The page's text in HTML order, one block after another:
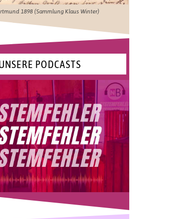
1898 (Sammlung Klaus Winter)
PODCASTS